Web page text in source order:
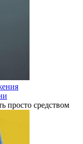
просто средством